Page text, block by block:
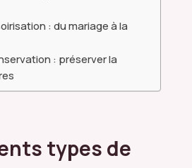
: du mariage à la
: préserver la
types de